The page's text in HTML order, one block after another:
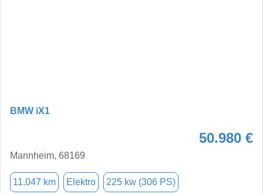
BMW iX1
50.980 €
Mannheim, 68169
11.047 km Elektro 225 kw (306 PS)